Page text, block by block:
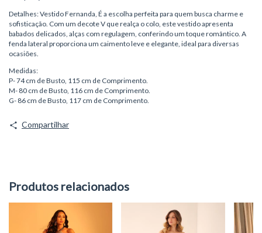
Detalhes: Vestido Fernanda, É a escolha perfeita para quem busca charme e
sofisticação. Com um decote V que realça o colo, este vestido apresenta
babados delicados, alças com regulagem, conferindo um toque romântico. A
fenda lateral proporciona um caimento leve e elegante, ideal para diversas
ocasiões.
Medidas:
P- 74 cm de Busto, 115 cm de Comprimento.
M- 80 cm de Busto, 116 cm de Comprimento.
G- 86 cm de Busto, 117 cm de Comprimento.
Compartilhar
Produtos relacionados